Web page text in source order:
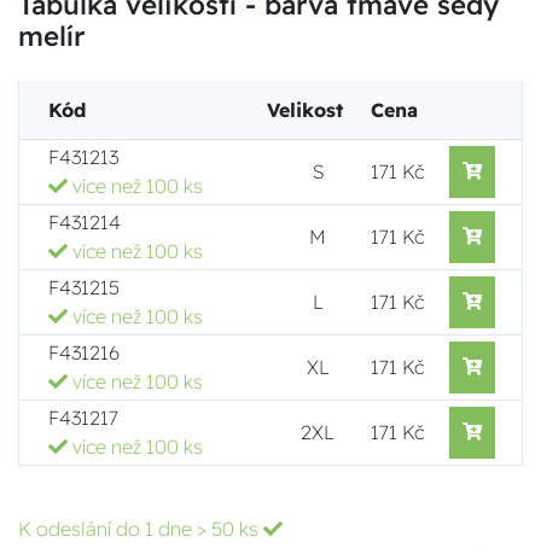
melír
Kód Velikost
Cena
F431213
více než 100 ks
S 171 Kč
F431214
více než 100 ks
M 171 Kč
F431215
více než 100 ks
L 171 Kč
F431216
více než 100 ks
XL 171 Kč
F431217
více než 100 ks
2XL 171 Kč
K odeslání do 1 dne > 50 ks